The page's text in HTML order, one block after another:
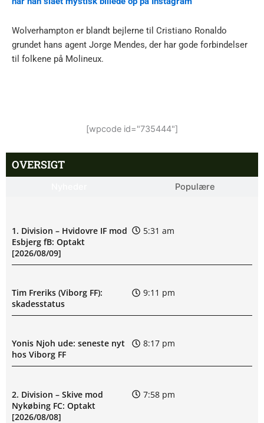
Wolverhampton er blandt bejlerne til Cristiano Ronaldo
grundet hans agent Jorge Mendes, der har gode forbindelser
til folkene på Molineux.
[wpcode id="735444"]
OVERSIGT
Populære
1. Division – Hvidovre IF mod
Esbjerg fB: Optakt
[2026/08/09]
5:31 am
Tim Freriks (Viborg FF):
skadesstatus
9:11 pm
Yonis Njoh ude: seneste nyt
hos Viborg FF
8:17 pm
2. Division – Skive mod
Nykøbing FC: Optakt
[2026/08/08]
7:58 pm